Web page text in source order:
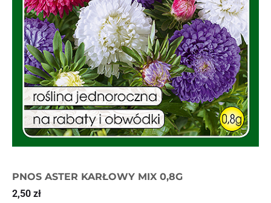
PNOS ASTER KARŁOWY MIX 0,8G
2,50 zł